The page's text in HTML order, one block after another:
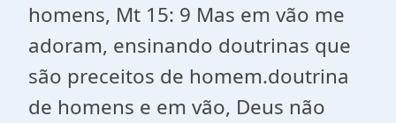
homens, Mt 15: 9 Mas em vão me
adoram, ensinando doutrinas que
são preceitos de homem.doutrina
de homens e em vão, Deus não